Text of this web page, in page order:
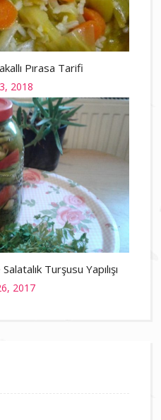
Pırasa Tarifi
2018
Turşusu Yapılışı
2017